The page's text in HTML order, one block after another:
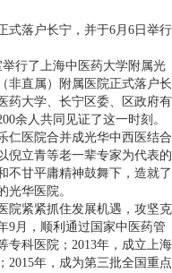
式落户长宁，并于6月6日举行
行了上海中医药大学附属光
非直属）附属医院正式落户长
药大学、长宁区委、区政府有
余人共同见证了这一时刻。
仁医院合并成光华中西医结合
倪立青等老一辈专家为代表的
不甘平庸精神鼓舞下，造就了
光华医院。
院紧紧抓住发展机遇，攻坚克
9月，顺利通过国家中医药管
专科医院；2013年，成立上海
2015年，成为第三批全国重点